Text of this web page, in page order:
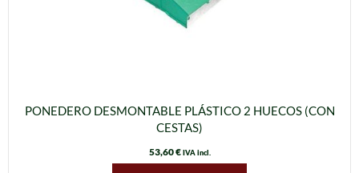
PONEDERO DESMONTABLE PLÁSTICO 2 HUECOS (CON
CESTAS)
53,60€ IVA incl.